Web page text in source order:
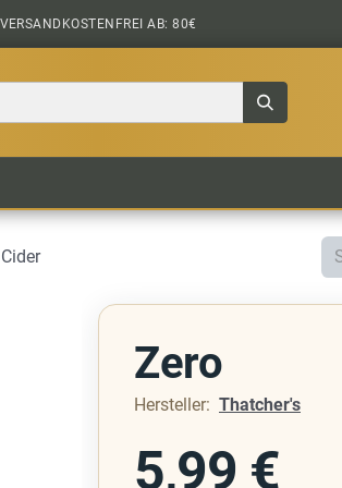
VERSANDKOSTENFREI AB: 80€
Zero
Hersteller: Thatcher's
5,99 €